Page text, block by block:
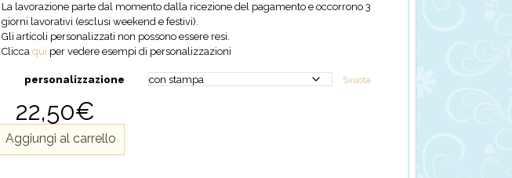
La lavorazione parte dal momento dalla ricezione del pagamento e occorrono 3
giorni lavorativi (esclusi weekend e festivi).
Gli articoli personalizzati non possono essere resi.
Clicca qui per vedere esempi di personalizzazioni
personalizzazione Svuota
22,50€
Cambio
Aggiungi al carrello